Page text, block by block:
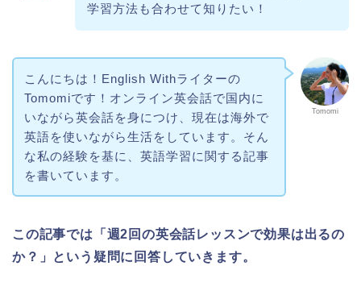
学習方法も合わせて知りたい！
Tomomi
こんにちは！English Withライターの
Tomomiです！オンライン英会話で国内に
いながら英会話を身につけ、現在は海外で
英語を使いながら生活をしています。そん
な私の経験を基に、英語学習に関する記事
を書いています。
この記事では「週2回の英会話レッスンで効果は出るの
か？」という疑問に回答していきます。